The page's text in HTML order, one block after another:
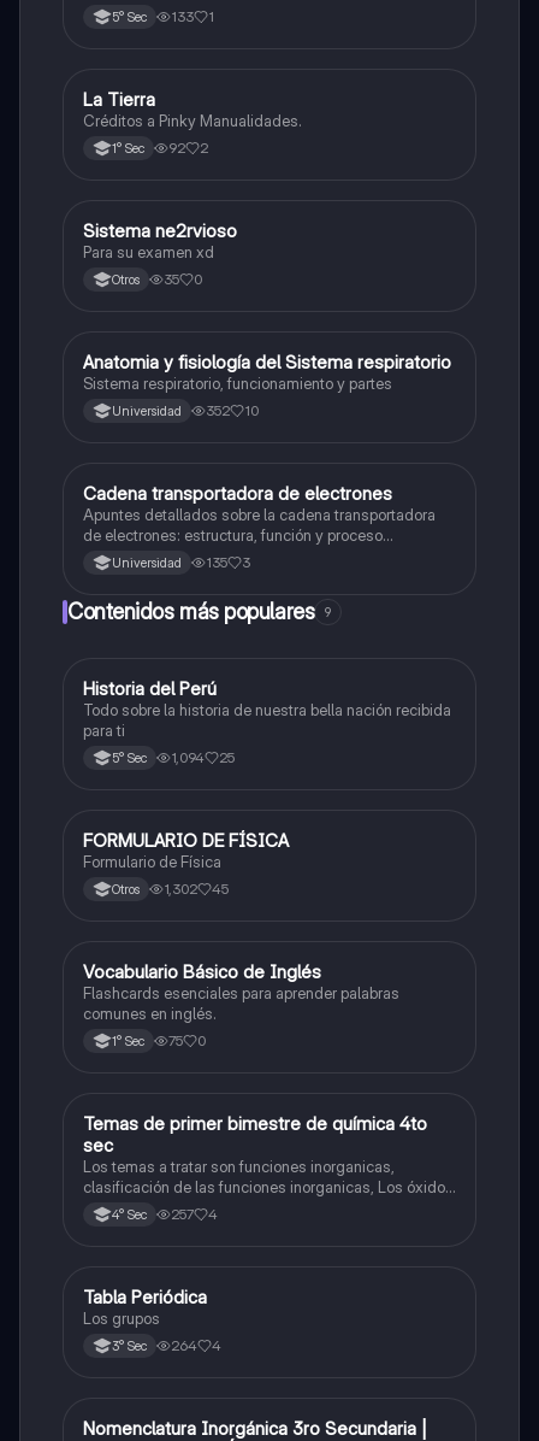
5° Sec 133 1
Biología
La Tierra
Créditos a Pinky Manualidades.
1° Sec 92 2
Biología
Sistema ne2rvioso
Para su examen xd
Otros 35 0
Biología
Anatomia y fisiología del Sistema respiratorio
Sistema respiratorio, funcionamiento y partes
Universidad 352 10
Ciencia y Tecnología
Cadena transportadora de electrones
Apuntes detallados sobre la cadena transportadora
de electrones: estructura, función y proceso
bioquímico en la producción de ATP. Incluye
esquemas y explicaciones sobre los complejos
oxidativa.
Universidad 135 3
Contenidos más populares 9
Ciencias Sociales
Historia del Perú
Todo sobre la historia de nuestra bella nación recibida
para ti
5° Sec 1,094 25
Física
FORMULARIO DE FÍSICA
Formulario de Física
Otros 1,302 45
VInglés
Vocabulario Básico de Inglés
Flashcards esenciales para aprender palabras
comunes en inglés.
1° Sec 75 0
Química
Temas de primer bimestre de química 4to
sec
Los temas a tratar son funciones inorganicas,
clasificación de las funciones inorganicas, Los óxidos
y los óxidos ácidos
4° Sec 257 4
Química
Tabla Periódica
Los grupos
3° Sec 264 4
Química
Nomenclatura Inorgánica 3ro Secundaria |